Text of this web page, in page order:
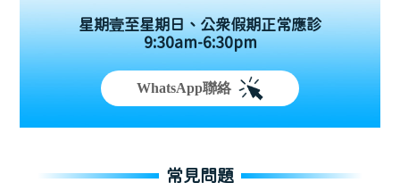
星期壹至星期日、公眾假期正常應診
9:30am-6:30pm
WhatsApp聯絡
常見問題